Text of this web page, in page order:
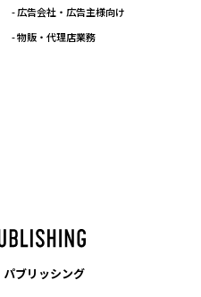
- 広告会社・広告主様向け
- 物販・代理店業務
ブリッシング